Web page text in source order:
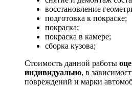
восстановление
подготовка к покраске;
покраска;
покраска в камере;
сборка кузова;
Стоимость данной работы
индивидуально, в
повреждений и марки